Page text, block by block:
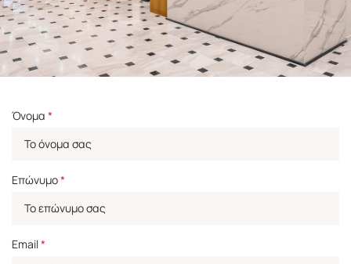
Όνομα *
Επώνυμο*
Email*